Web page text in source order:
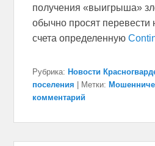
получения «выигрыша»
обычно просят перевести
счета определенную
Рубрика: Новости
поселения
Метки:
комментарий